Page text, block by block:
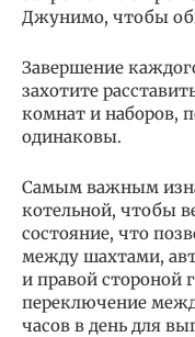
Джунимо, чтобы
Завершение
захотите
комнат и наборов,
одинаковы.
Самым важным
котельной, чтобы
состояние, что
между шахтами,
и правой стороной
переключение
часов в день для